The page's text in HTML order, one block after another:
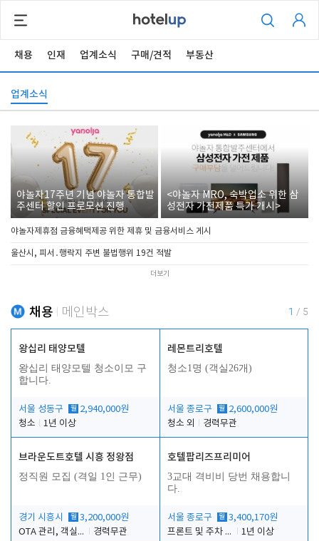
채용 인재 업계소식 구매/견적 부동산
업계소식
야놀자17주년 기념 야놀자 통합발
주센터 할인 프로모션 진행
<야놀자 MRO, 숙박업소 위한 삼
성전자 가전제품 특가 개시>
야놀자제휴점 금융혜택제공 위한 제휴 및 금융서비스 게시
울산시, 피서․행락지 주변 불법행위 19건 적발
더보기
채용 메인박스 1 / 5
왕십리 태양모텔
왕십리 태양모텔 청소이모 구
합니다.
서울 성동구 월 2,940,000원
청소
1년 이상
레몬트리호텔
청소1명 (객실26개)
서울 종로구 월 2,600,000원
청소 외
경력무관
브라운도트호텔 시흥 정왕점
정직원 모집 (격일 1인 근무)
경기 시흥시 월 3,200,000원
OTA 관리, 객실점검, 고객응대, 시설관리
경력무관
호텔팝리즈프리미어
3교대 격비비 당번 채용합니
다.
서울 종로구 월 3,400,170원
프론트 및 주차 객실관리
1년 이상